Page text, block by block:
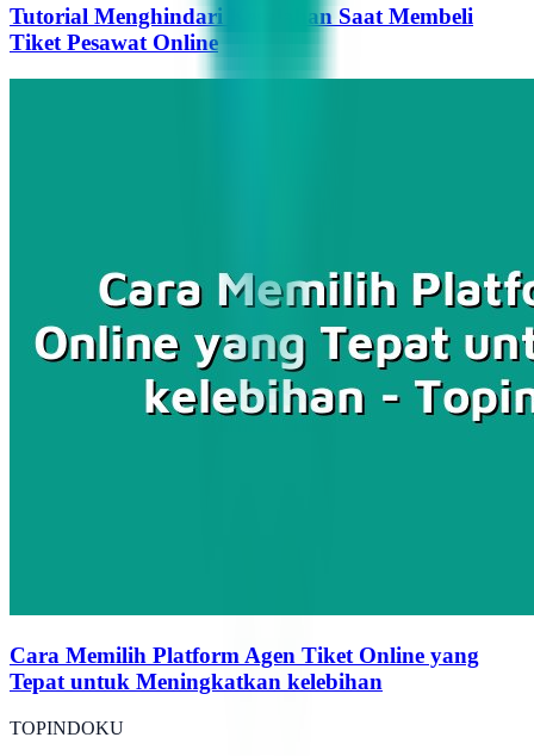
Tutorial Menghindari Kesalahan Saat Membeli
Tiket Pesawat Online
Cara Memilih Platform Agen Tiket Online yang
Tepat untuk Meningkatkan kelebihan
TOPINDOKU